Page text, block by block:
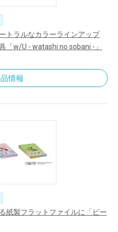
トラルなカラーラインアップ
「w/U - watashi no sobani -」
情報
紙製フラットファイルに「ピー